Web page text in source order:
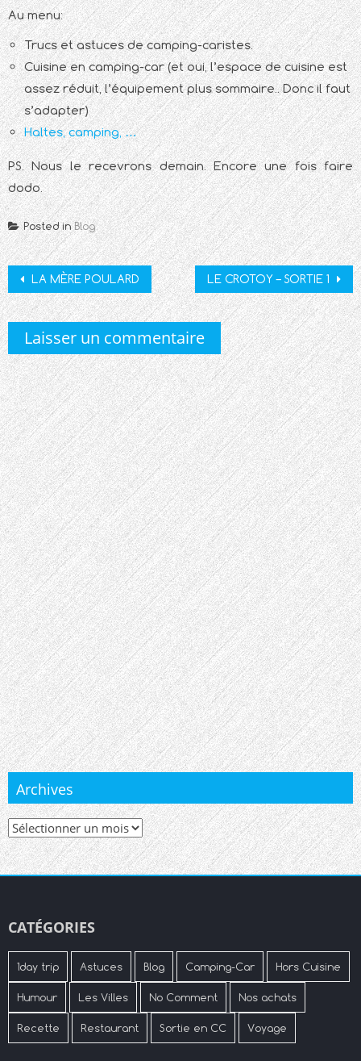
Au menu:
Trucs et astuces de camping-caristes.
Cuisine en camping-car (et oui, l’espace de cuisine est
assez réduit, l’équipement plus sommaire.. Donc il faut
s’adapter)
Haltes, camping, …
PS. Nous le recevrons demain. Encore une fois faire
dodo.
Posted inBlog
Post
navigation
LA MÈRE POULARD LE CROTOY – SORTIE 1
Laisser un commentaire
Archives
Archives
CATÉGORIES
1day trip Astuces Blog Camping-Car Hors Cuisine
Humour Les Villes No Comment Nos achats
Recette Restaurant Sortie en CC Voyage